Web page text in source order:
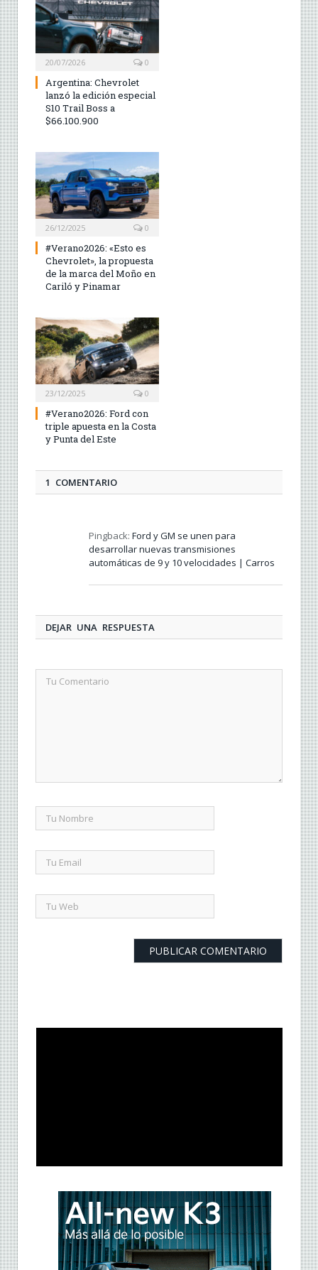
20/07/2026 0
Argentina: Chevrolet
lanzó la edición especial
S10 Trail Boss a
$66.100.900
26/12/2025 0
#Verano2026: «Esto es
Chevrolet», la propuesta
de la marca del Moño en
Cariló y Pinamar
23/12/2025 0
#Verano2026: Ford con
triple apuesta en la Costa
y Punta del Este
1 COMENTARIO
Pingback: Ford y GM se unen para
desarrollar nuevas transmisiones
automáticas de 9 y 10 velocidades | Carros
DEJAR UNA RESPUESTA